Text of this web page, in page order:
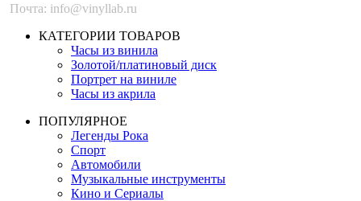
Почта: info@vinyllab.ru
КАТЕГОРИИ ТОВАРОВ
Часы из винила
Золотой/платиновый диск
Портрет на виниле
Часы из акрила
ПОПУЛЯРНОЕ
Легенды Рока
Спорт
Автомобили
Музыкальные инструменты
Кино и Сериалы